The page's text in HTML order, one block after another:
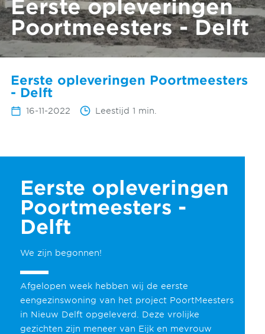
Eerste opleveringen
Poortmeesters - Delft
Eerste opleveringen Poortmeesters
- Delft
16-11-2022 Leestijd 1 min.
Eerste opleveringen
Poortmeesters -
Delft
We zijn begonnen!
Afgelopen week hebben wij de eerste
eengezinswoning van het project PoortMeesters
in Nieuw Delft opgeleverd. Deze vrolijke
gezichten zijn meneer van Eijk en mevrouw